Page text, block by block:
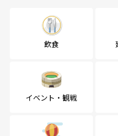
飲食
イベント・観戦